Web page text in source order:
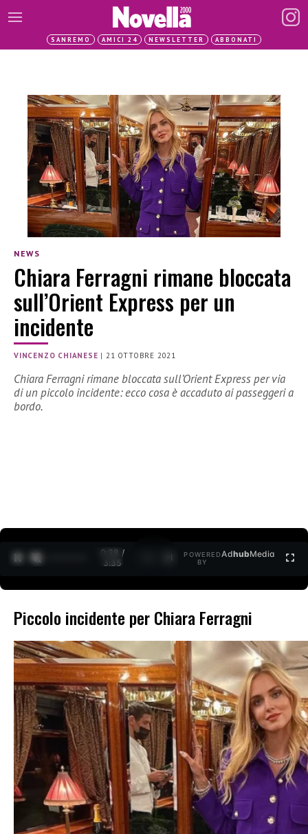
SANREMO AMICI 24 NEWSLETTER ABBONATI
NEWS
Chiara Ferragni rimane bloccata
sull’Orient Express per un
incidente
VINCENZO CHIANESE |21 OTTOBRE 2021
Chiara Ferragni rimane bloccata sull’Orient Express per via
di un piccolo incidente: ecco cosa è accaduto ai passeggeri a
bordo.
0:29 /
3:35
POWERED
BY
AdhubMedia
Piccolo incidente per Chiara Ferragni